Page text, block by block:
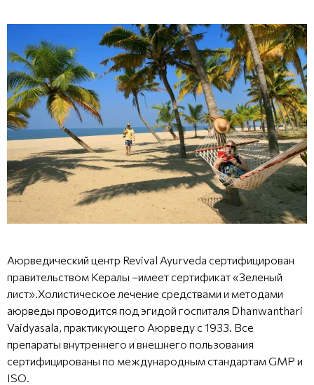
Аюрведический центр Revival Ayurveda сертифицирован
правительством Кералы –имеет сертификат «Зеленый
лист».Холистическое лечение средствами и методами
аюрведы проводится под эгидой госпиталя Dhanwanthari
Vaidyasala, практикующего Аюрведу с 1933. Все
препараты внутреннего и внешнего пользования
сертифицированы по международным стандартам GMP и
ISO.